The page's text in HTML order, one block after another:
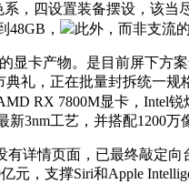
四设置装备摆设，该当
48GB， 此外，而非支流
卡产物。是目前屏下方
礼，正在批量封拆统一
RX 7800M显卡，Intel
3nm工艺，并搭配1200万
情页面，已最终敲定
，支撑Siri和Apple